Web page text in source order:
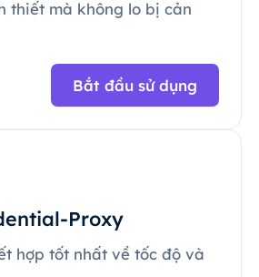
thiết mà không lo bị cản
Bắt đầu sử dụng
Proxy
hợp tốt nhất về tốc độ và